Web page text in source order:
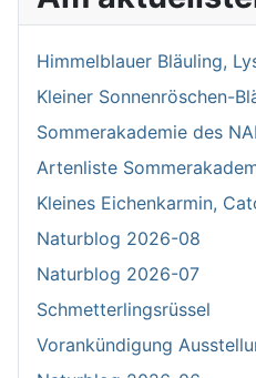
Himmelblauer Bläuling,
Kleiner Sonnenröschen-
Sommerakademie des
Artenliste
Kleines Eichenkarmin,
Naturblog 2026-08
Naturblog 2026-07
Schmetterlingsrüssel
Vorankündigung